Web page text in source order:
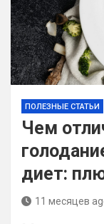
ПОЛЕЗНЫЕ СТАТЬИ
Чем
диет:
11 месяцев